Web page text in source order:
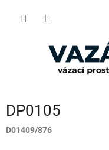
DP0105
D01409/876